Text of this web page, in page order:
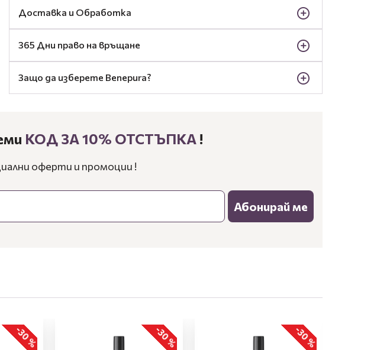
Доставка и Обработка
365 Дни право на връщане
Защо да изберете Benepura?
КОД ЗА 10% ОТСТЪПКА!
оферти и промоции !
Абонирай ме
-30 % -30 % -30 %